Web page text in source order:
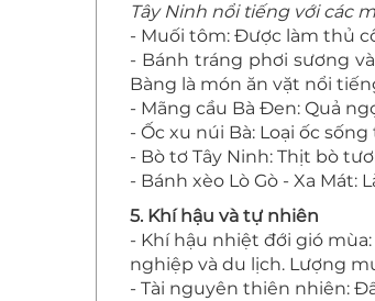
Tây Ninh nổi tiếng với các
- Muối tôm: Được làm thủ
- Bánh tráng phơi sương
Bàng là món ăn vặt nổi
- Mãng cầu Bà Đen: Quả
- Ốc xu núi Bà: Loại ốc
- Bò tơ Tây Ninh: Thịt bò
- Bánh xèo Lò Gò - Xa
5. Khí hậu và tự nhiên
- Khí hậu nhiệt đới gió
nghiệp và du lịch. Lượng
- Tài nguyên thiên nhiên: